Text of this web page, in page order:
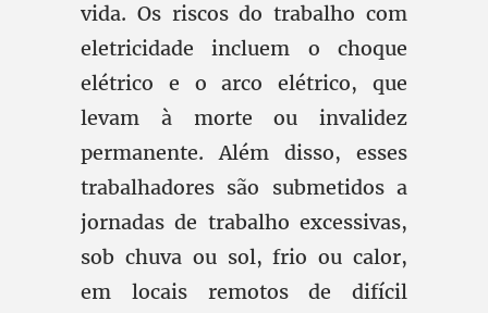
vida. Os riscos do trabalho com
eletricidade incluem o choque
elétrico e o arco elétrico, que
levam à morte ou invalidez
permanente. Além disso, esses
trabalhadores são submetidos a
jornadas de trabalho excessivas,
sob chuva ou sol, frio ou calor,
em locais remotos de difícil